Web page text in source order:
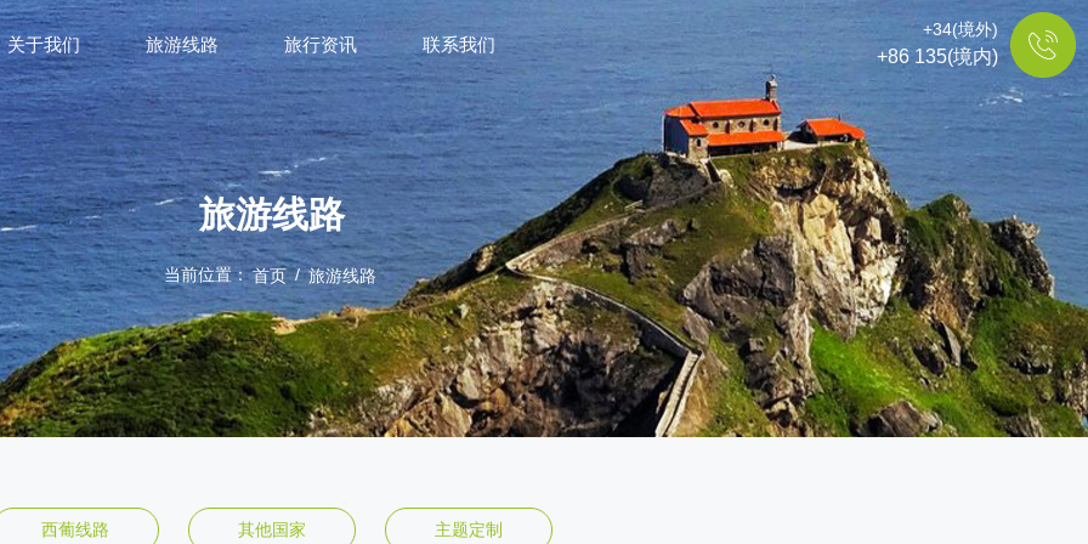
关于我们 旅游线路 旅行资讯 联系我们
+34(境外)
+86 135(境内)
旅游线路
当前位置：首页/旅游线路
西葡线路 其他国家 主题定制